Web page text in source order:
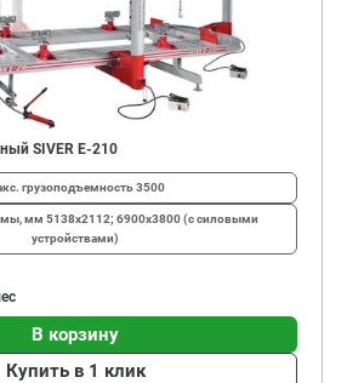
SIVER E-210
грузоподъемность3500
мм 5138х2112; 6900х3800 (с силовыми
устройствами)
В корзину
Купить в 1 клик